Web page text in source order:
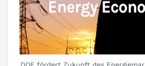
DOE fördert Zukunft des